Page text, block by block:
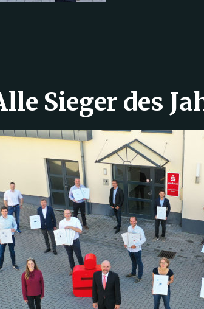
Sieger des